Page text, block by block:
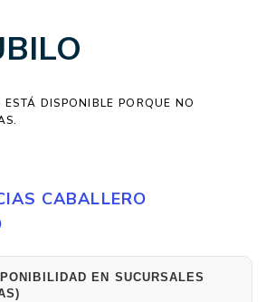
DISPONIBLE PORQUE NO
CABALLERO
EN SUCURSALES